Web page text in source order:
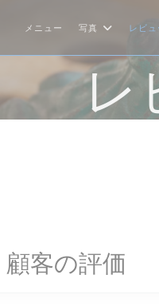
メニュー 写真 レビュ
レ
顧客の評価